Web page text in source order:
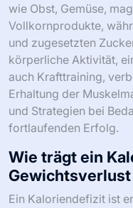
wie Obst, Gemüse,
Vollkornprodukte,
und zugesetzten
körperliche Aktivität,
auch Krafttraining,
Erhaltung der
und Strategien bei
fortlaufenden Erfolg.
Wie trägt ein
Gewichtsverlust
Ein Kaloriendefizit ist